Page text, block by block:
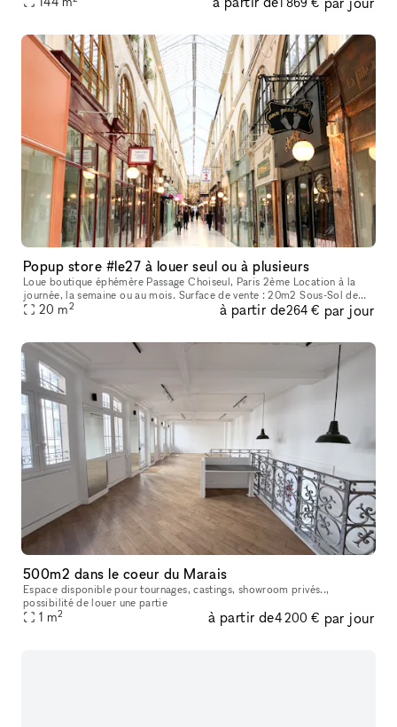
Popup store #le27 à louer seul ou à plusieurs
Loue boutique éphémère Passage Choiseul, Paris 2ème Location à la
journée, la semaine ou au mois. Surface de vente : 20m2 Sous-Sol de
19m2 avec point d’eau, toilette et espace de stockage. Double e
20 m2 à partir de264 € par jour
500m2 dans le coeur du Marais
Espace disponible pour tournages, castings, showroom privés..,
possibilité de louer une partie
1 m2 à partir de4 200 € par jour